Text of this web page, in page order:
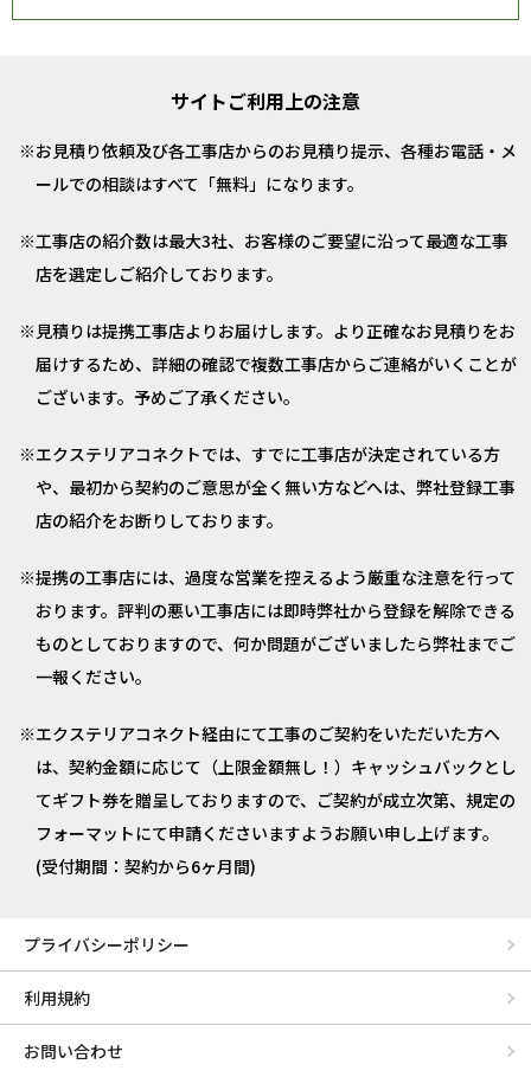
サイトご利用上の注意
お見積り依頼及び各工事店からのお見積り提示、各種お電話・メ
ールでの相談はすべて「無料」になります。
工事店の紹介数は最大3社、お客様のご要望に沿って最適な工事
店を選定しご紹介しております。
見積りは提携工事店よりお届けします。より正確なお見積りをお
届けするため、詳細の確認で複数工事店からご連絡がいくことが
ございます。予めご了承ください。
エクステリアコネクトでは、すでに工事店が決定されている方
や、最初から契約のご意思が全く無い方などへは、弊社登録工事
店の紹介をお断りしております。
提携の工事店には、過度な営業を控えるよう厳重な注意を行って
おります。評判の悪い工事店には即時弊社から登録を解除できる
ものとしておりますので、何か問題がございましたら弊社までご
一報ください。
エクステリアコネクト経由にて工事のご契約をいただいた方へ
は、契約金額に応じて（上限金額無し！）キャッシュバックとし
てギフト券を贈呈しておりますので、ご契約が成立次第、規定の
フォーマットにて申請くださいますようお願い申し上げます。
(受付期間：契約から6ヶ月間)
プライバシーポリシー
利用規約
お問い合わせ